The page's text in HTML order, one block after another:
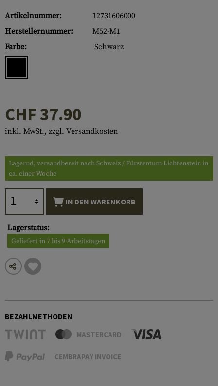
Artikelnummer:
12731606000
Herstellernummer:
M52-M1
Farbe:
Schwarz
CHF 37.90
inkl. MwSt., zzgl. Versandkosten
Lagernd, versandbereit nach Schweiz / Fürstentum Lichtenstein in
ca. einer Woche
IN DEN WARENKORB
Lagerstatus:
Geliefert in 7 bis 9 Arbeitstagen
BEZAHLMETHODEN
MASTERCARD
CEMBRAPAY INVOICE